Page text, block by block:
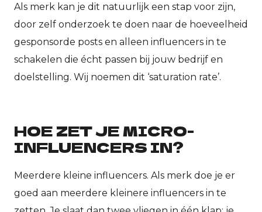
Als merk kan je dit natuurlijk een stap voor zijn,
door zelf onderzoek te doen naar de hoeveelheid
gesponsorde posts en alleen influencers in te
schakelen die écht passen bij jouw bedrijf en
doelstelling. Wij noemen dit ‘saturation rate’.
HOE ZET JE MICRO-
INFLUENCERS IN?
Meerdere kleine influencers. Als merk doe je er
goed aan meerdere kleinere influencers in te